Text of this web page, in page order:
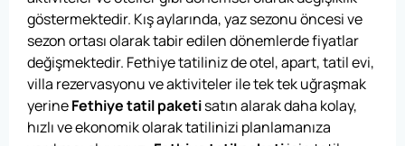
göstermektedir. Kış aylarında, yaz sezonu öncesi ve
sezon ortası olarak tabir edilen dönemlerde fiyatlar
değişmektedir. Fethiye tatiliniz de otel, apart, tatil evi,
villa rezervasyonu ve aktiviteler ile tek tek uğraşmak
yerineFethiye tatil paketisatın alarak daha kolay,
hızlı ve ekonomik olarak tatilinizi planlamanıza